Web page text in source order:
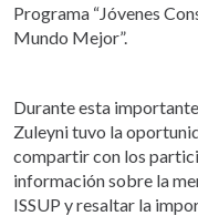
Programa “Jóvenes
Mundo Mejor”.
Durante esta
Zuleyni tuvo la
compartir con los
información sobre la
ISSUP y resaltar la